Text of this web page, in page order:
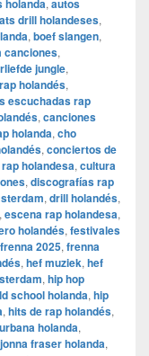
holanda, autos
drill holandeses,
, boef slangen,
canciones,
jungle,
holandés,
escuchadas rap
, canciones
holanda, cho
, conciertos de
holandesa, cultura
, discografías rap
, drill holandés,
, escena rap holandesa,
holandés, festivales
frenna 2025, frenna
, hef muziek, hef
, hip hop
school holanda, hip
, hits de rap holandés,
holanda,
jonna fraser holanda,